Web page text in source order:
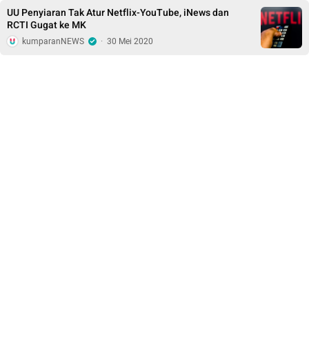
UU Penyiaran Tak Atur Netflix-YouTube, iNews dan
RCTI Gugat ke MK
kumparanNEWS · 30 Mei 2020